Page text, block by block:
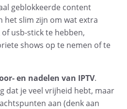
geblokkeerde content
het slim zijn om wat extra
usb-stick te hebben,
shows op te nemen of te
en nadelen van IPTV.
dat je veel vrijheid hebt, maar
aan (denk aan